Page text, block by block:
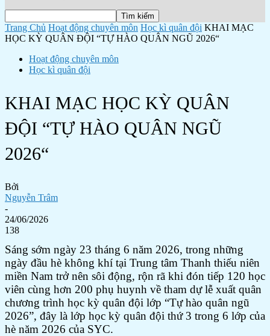
Trang Chủ Hoạt động chuyên môn Học kì quân đội KHAI MẠC
HỌC KỲ QUÂN ĐỘI “TỰ HÀO QUÂN NGŨ 2026“
Hoạt động chuyên môn
Học kì quân đội
KHAI MẠC HỌC KỲ QUÂN
ĐỘI “TỰ HÀO QUÂN NGŨ
2026“
Bởi
Nguyễn Trâm
-
24/06/2026
138
Sáng sớm ngày 23 tháng 6 năm 2026, trong những
ngày đầu hè không khí tại Trung tâm Thanh thiếu niên
miền Nam trở nên sôi động, rộn rã khi đón tiếp 120 học
viên cùng hơn 200 phụ huynh về tham dự lễ xuất quân
chương trình học kỳ quân đội lớp “Tự hào quân ngũ
2026”, đây là lớp học kỳ quân đội thứ 3 trong 6 lớp của
hè năm 2026 của SYC.